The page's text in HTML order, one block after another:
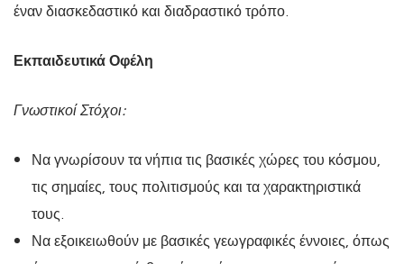
έναν διασκεδαστικό και διαδραστικό τρόπο.
Εκπαιδευτικά Οφέλη
Γνωστικοί Στόχοι:
Να γνωρίσουν τα νήπια τις βασικές χώρες του κόσμου,
τις σημαίες, τους πολιτισμούς και τα χαρακτηριστικά
τους.
Να εξοικειωθούν με βασικές γεωγραφικές έννοιες, όπως